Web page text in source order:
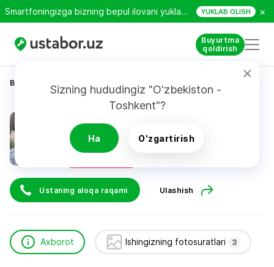
Smartfoningizga bizning bepul ilovani yuklab oling! YUKLAB OLISH ×
Buyurtma
qoldirish
Sizning hududingiz "O'zbekiston -
Toshkent"?
Ha O'zgartirish
Bosh sahifa
Ustaning aloqa raqami Ulashish
Axborot Ishingizning fotosuratlari 3